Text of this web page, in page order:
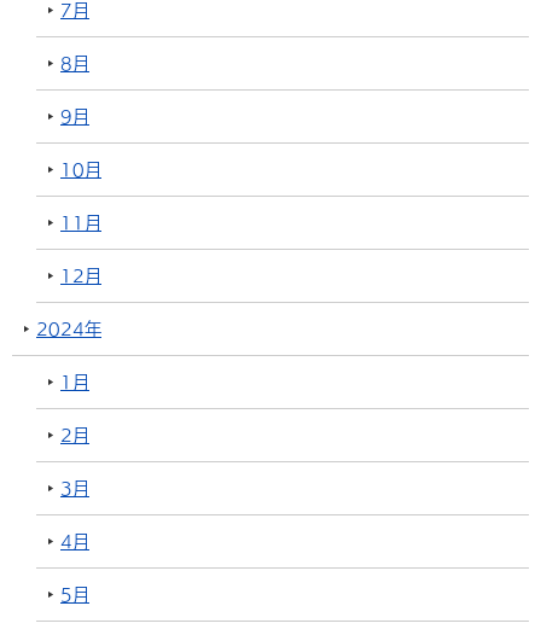
7月
8月
9月
10月
11月
12月
2024年
1月
2月
3月
4月
5月